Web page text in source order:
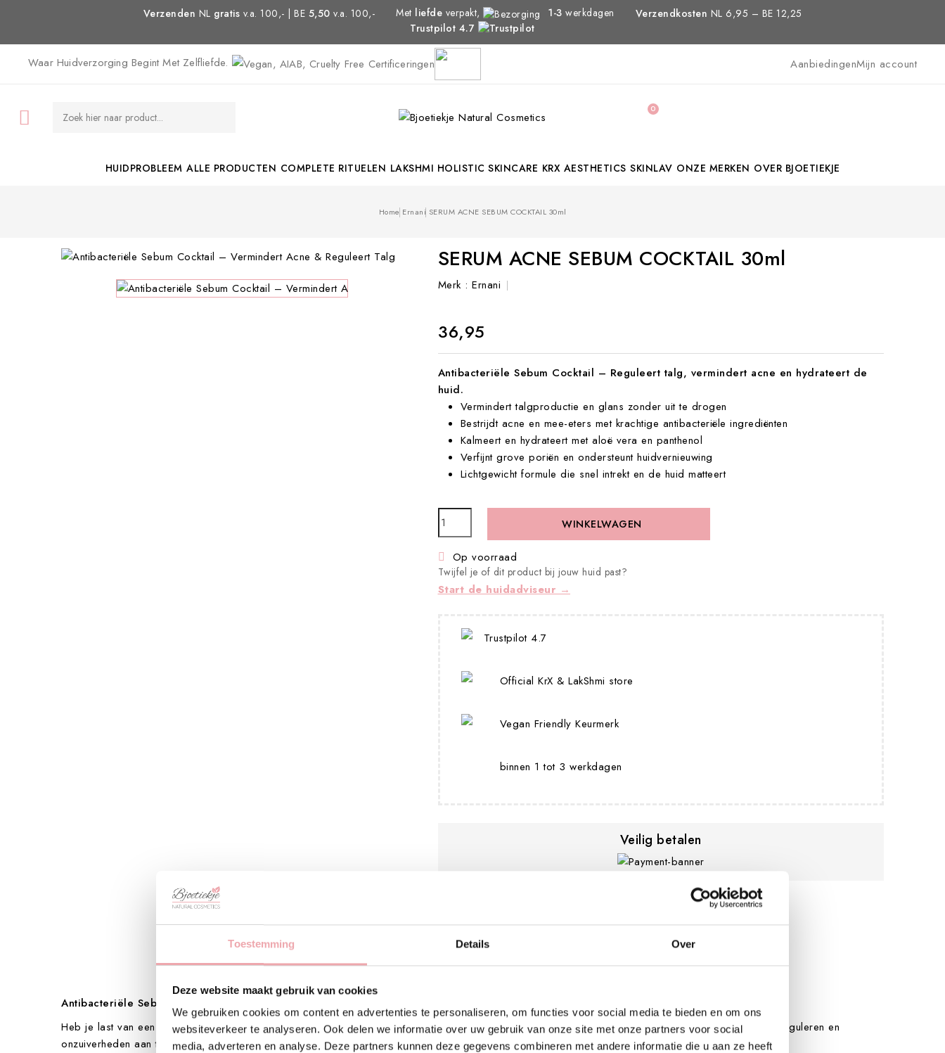
Toestemming Details Over
Deze website maakt gebruik van cookies
We gebruiken cookies om content en advertenties te personaliseren, om functies voor social media te bieden en om ons
websiteverkeer te analyseren. Ook delen we informatie over uw gebruik van onze site met onze partners voor social
media, adverteren en analyse. Deze partners kunnen deze gegevens combineren met andere informatie die u aan ze heeft
Verzenden NL gratis v.a. 100,- | BE 5,50 v.a. 100,- Met liefde verpakt, 1-3 werkdagen Verzendkosten NL 6,95 – BE 12,25
Trustpilot 4.7
Waar Huidverzorging Begint Met Zelfliefde. AanbiedingenMijn account
 0
HUIDPROBLEEM ALLE PRODUCTEN COMPLETE RITUELEN LAKSHMI HOLISTIC SKINCARE KRX AESTHETICS SKINLAV ONZE MERKEN OVER BJOETIEKJE
Home Ernani SERUM ACNE SEBUM COCKTAIL 30ml
SERUM ACNE SEBUM COCKTAIL 30ml
Merk : Ernani
€ 36,95
Antibacteriële Sebum Cocktail – Reguleert talg, vermindert acne en hydrateert de
huid.
Vermindert talgproductie en glans zonder uit te drogen
Bestrijdt acne en mee-eters met krachtige antibacteriële ingrediënten
Kalmeert en hydrateert met aloë vera en panthenol
Verfijnt grove poriën en ondersteunt huidvernieuwing
Lichtgewicht formule die snel intrekt en de huid matteert
WINKELWAGEN
 Op voorraad
Twijfel je of dit product bij jouw huid past?
Start de huidadviseur →
Trustpilot 4.7
Official KrX & LakShmi store
Vegan Friendly Keurmerk
binnen 1 tot 3 werkdagen
Veilig betalen
Antibacteriële Sebum Cocktail – Jouw oplossing voor een vette en onzuivere huid
Heb je last van een vette huid, acne of mee-eters? De Antibacteriële Sebum Cocktail is speciaal ontwikkeld om de huid te reinigen, talgproductie te reguleren en
onzuiverheden aan te pakken – gewoon vanuit huis.